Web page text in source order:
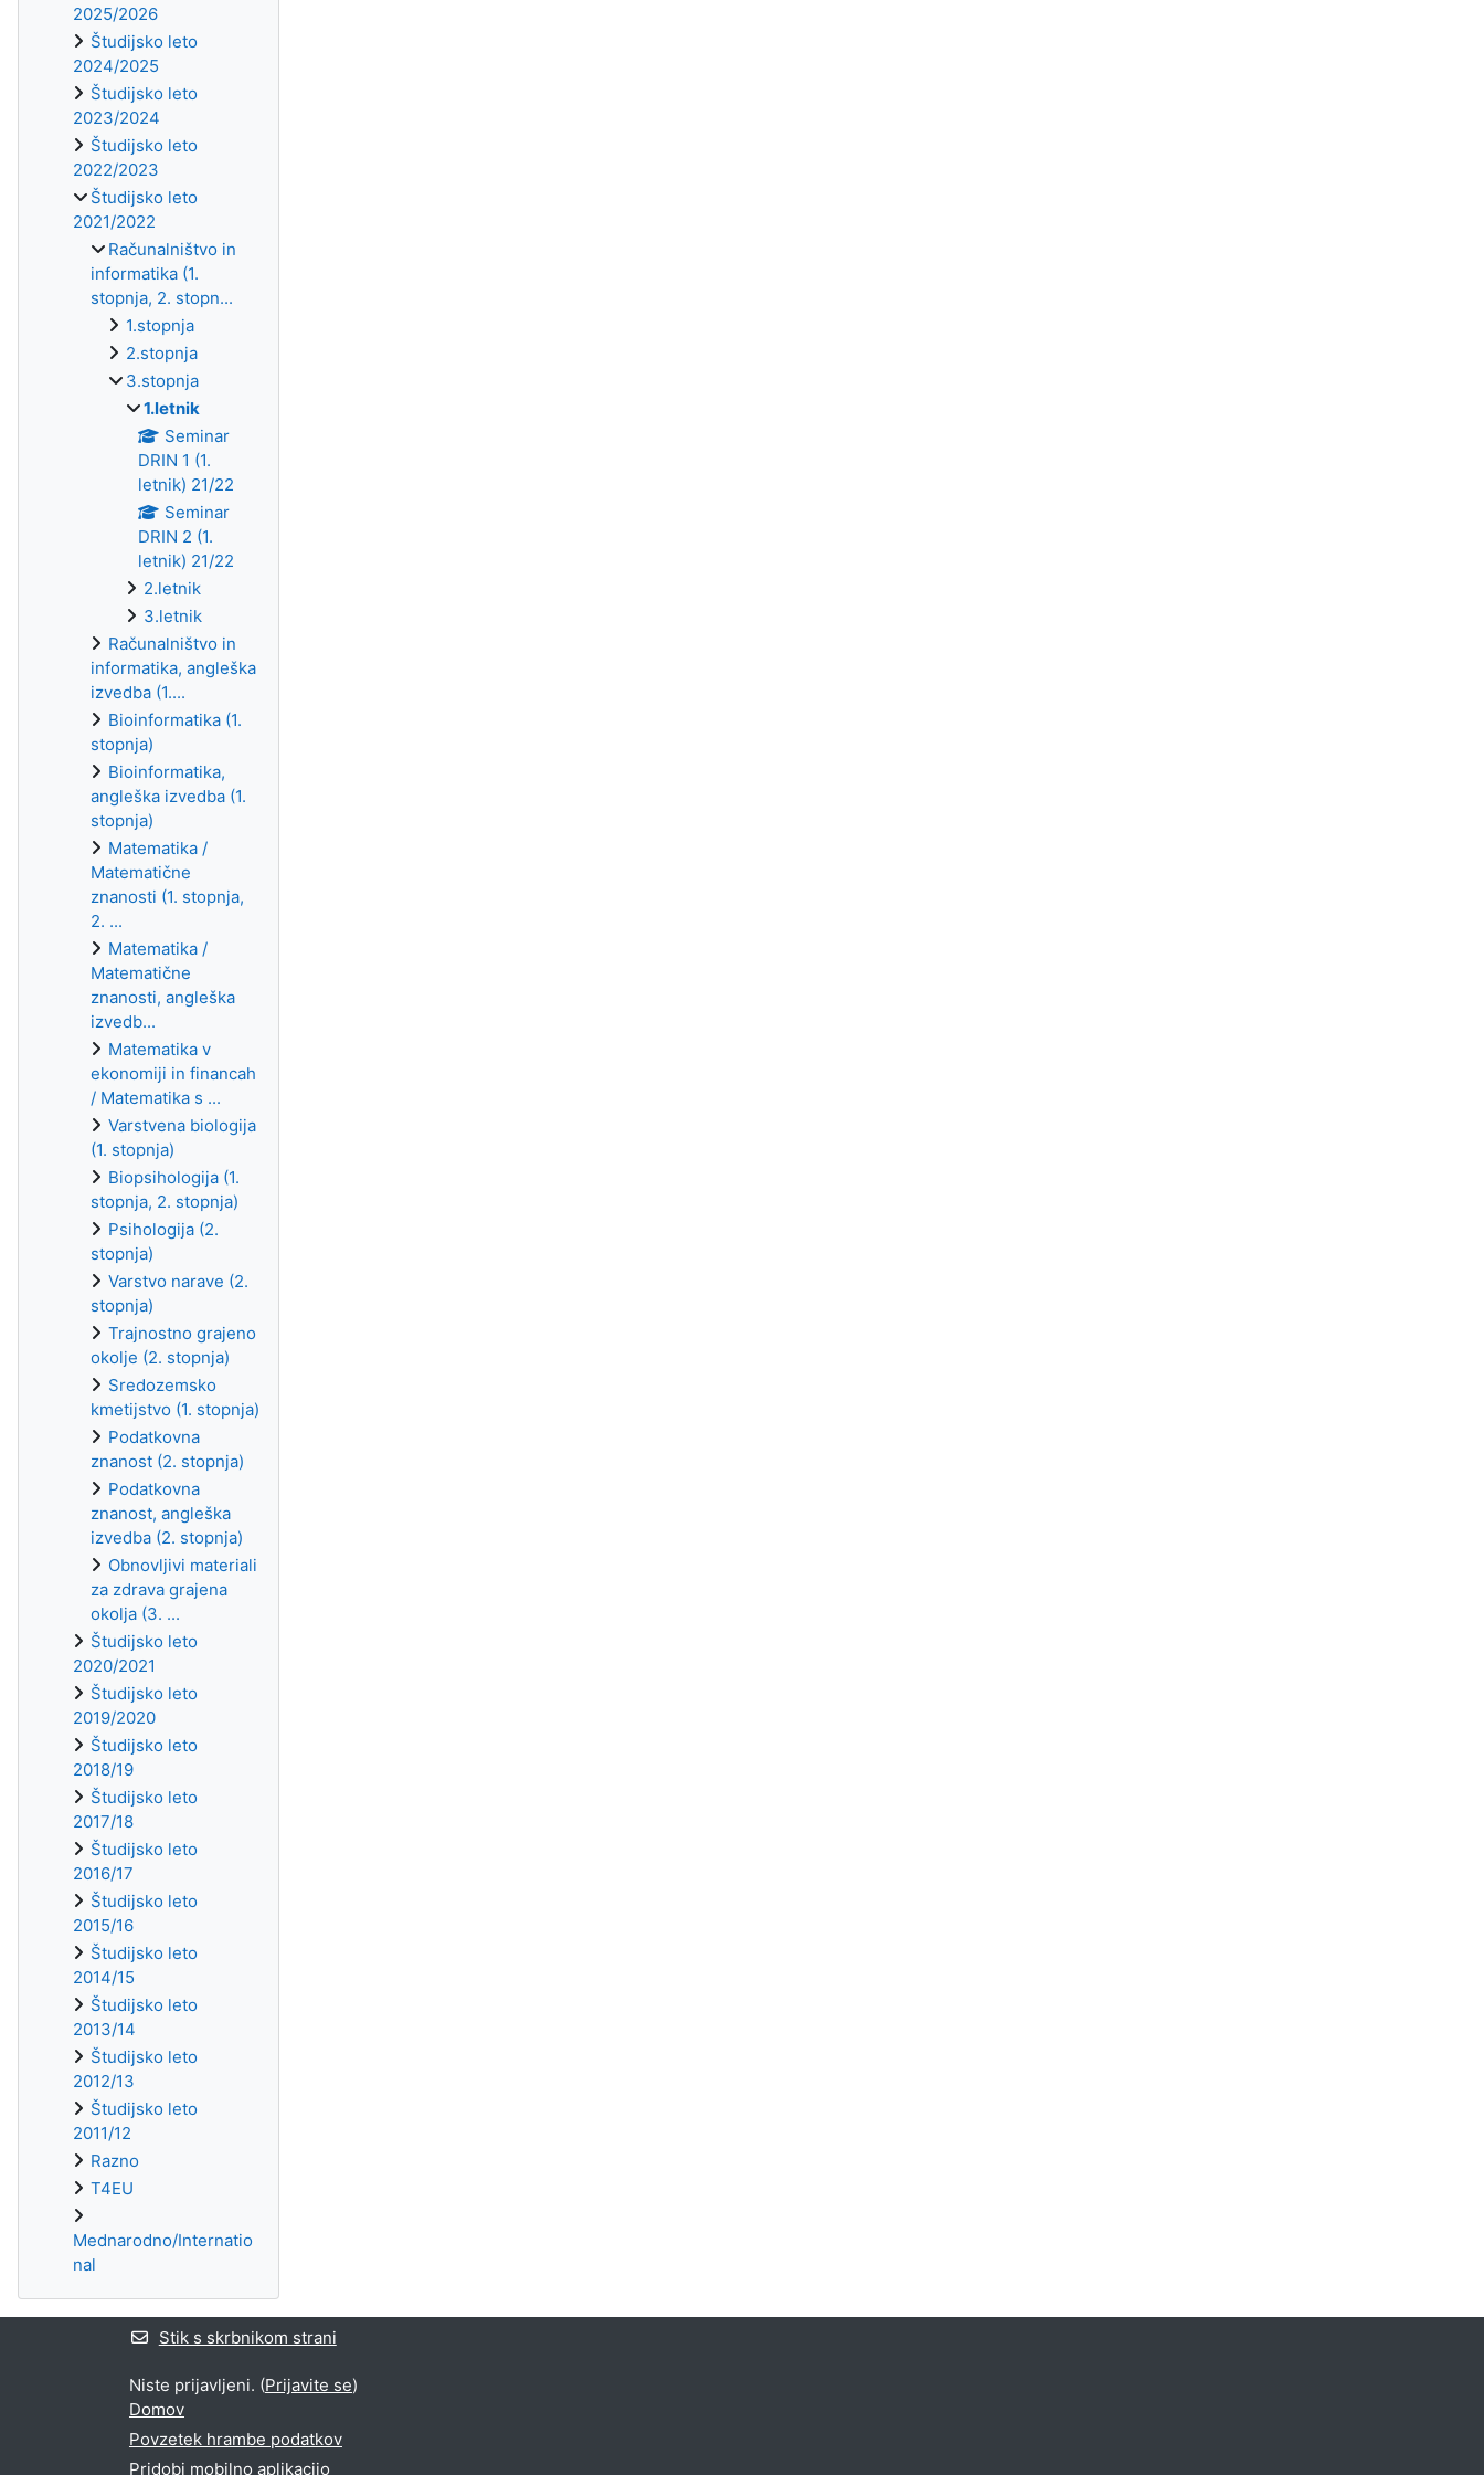
2025/2026
Študijsko leto
2024/2025
Študijsko leto
2023/2024
Študijsko leto
2022/2023
Študijsko leto
2021/2022
Računalništvo in
informatika (1.
stopnja, 2. stopn...
1.stopnja
2.stopnja
3.stopnja
1.letnik
Seminar
DRIN 1 (1.
letnik) 21/22
Seminar
DRIN 2 (1.
letnik) 21/22
2.letnik
3.letnik
Računalništvo in
informatika, angleška
izvedba (1....
Bioinformatika (1.
stopnja)
Bioinformatika,
angleška izvedba (1.
stopnja)
Matematika /
Matematične
znanosti (1. stopnja,
2. ...
Matematika /
Matematične
znanosti, angleška
izvedb...
Matematika v
ekonomiji in financah
/ Matematika s ...
Varstvena biologija
(1. stopnja)
Biopsihologija (1.
stopnja, 2. stopnja)
Psihologija (2.
stopnja)
Varstvo narave (2.
stopnja)
Trajnostno grajeno
okolje (2. stopnja)
Sredozemsko
kmetijstvo (1. stopnja)
Podatkovna
znanost (2. stopnja)
Podatkovna
znanost, angleška
izvedba (2. stopnja)
Obnovljivi materiali
za zdrava grajena
okolja (3. ...
Študijsko leto
2020/2021
Študijsko leto
2019/2020
Študijsko leto
2018/19
Študijsko leto
2017/18
Študijsko leto
2016/17
Študijsko leto
2015/16
Študijsko leto
2014/15
Študijsko leto
2013/14
Študijsko leto
2012/13
Študijsko leto
2011/12
Razno
T4EU
Mednarodno/Internatio
nal
Stik s skrbnikom strani
Niste prijavljeni. (Prijavite se)
Domov
Povzetek hrambe podatkov
Pridobi mobilno aplikacijo